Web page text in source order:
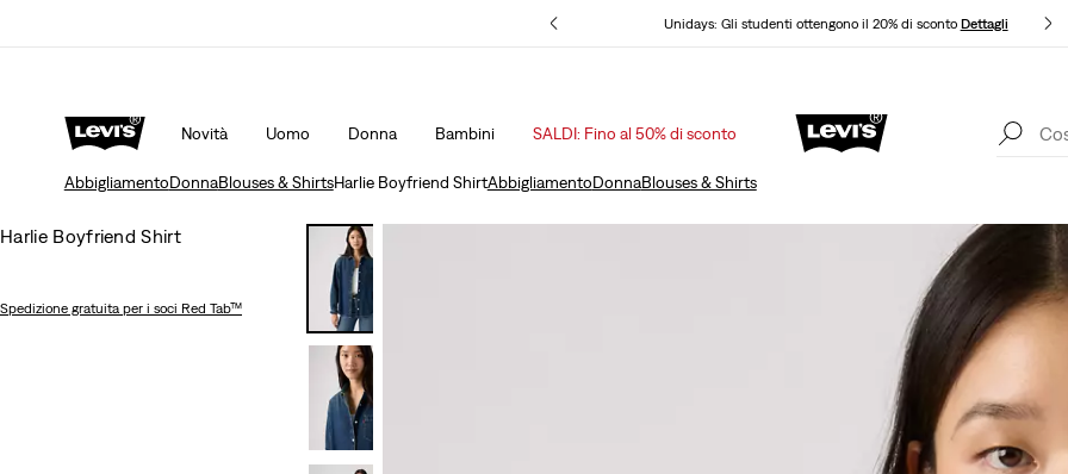
Unidays: Gli studenti ottengono il 20% di sconto Dettagli
Novità Uomo Donna Bambini SALDI: Fino al 50% di sconto
Politica di spedizione e resi Aggiornata
AbbigliamentoDonnaBlouses & ShirtsHarlie Boyfriend ShirtAbbigliamentoDonnaBlouses & Shirts
Harlie Boyfriend Shirt
Spedizione gratuita per i soci Red Tab™